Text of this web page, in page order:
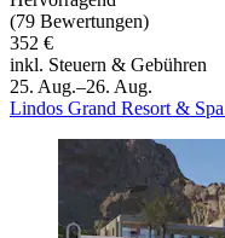
(79 Bewertungen)
352 €
inkl. Steuern & Gebühren
25. Aug.–26. Aug.
Lindos Grand Resort &